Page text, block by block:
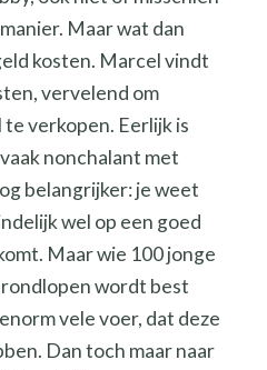
Maar wat dan
kosten. Marcel vindt
vervelend om
te verkopen. Eerlijk is
nonchalant met
belangrijker: je weet
wel op een goed
Maar wie 100 jonge
wordt best
vele voer, dat deze
Dan toch maar naar